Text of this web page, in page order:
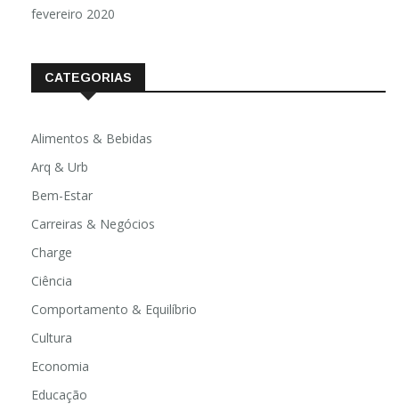
fevereiro 2020
CATEGORIAS
Alimentos & Bebidas
Arq & Urb
Bem-Estar
Carreiras & Negócios
Charge
Ciência
Comportamento & Equilíbrio
Cultura
Economia
Educação